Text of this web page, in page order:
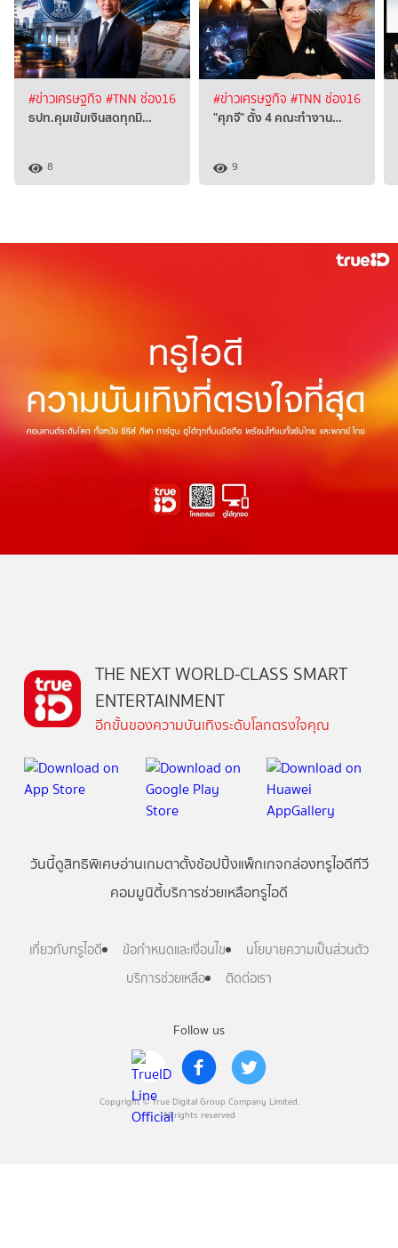
#ข่าวเศรษฐกิจ #TNN ช่อง16
ธปท.คุมเข้มเงินสดทุกมิ…
8
#ข่าวเศรษฐกิจ #TNN ช่อง16
"ศุภจี" ตั้ง 4 คณะทำงาน…
9
Follow us
Copyright © True Digital Group Company Limited.
All rights reserved
THE NEXT WORLD-CLASS SMART
ENTERTAINMENT
อีกขั้นของความบันเทิงระดับโลกตรงใจคุณ
วันนี้ดูสิทธิพิเศษอ่านเกมตาตั้งช้อปปิ้งแพ็กเกจกล่องทรูไอดีทีวี
คอมมูนิตี้บริการช่วยเหลือทรูไอดี
เกี่ยวกับทรูไอดี ข้อกำหนดและเงื่อนไข
นโยบายความเป็นส่วนตัว
บริการช่วยเหลือ
ติดต่อเรา